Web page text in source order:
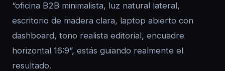
“oficina B2B minimalista, luz natural lateral,
escritorio de madera clara, laptop abierto con
dashboard, tono realista editorial, encuadre
horizontal 16:9”, estás guiando realmente el
resultado.